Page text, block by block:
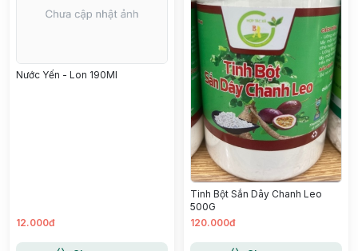
Nước Yến - Lon 190Ml
12.000đ
Tinh Bột Sắn Dây Chanh Leo
500G
120.000đ